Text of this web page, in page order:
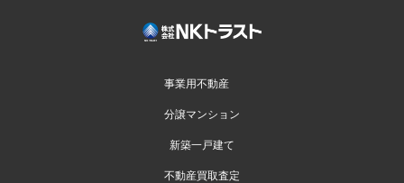
事業用不動産
分譲マンション
新築一戸建て
不動産買取査定